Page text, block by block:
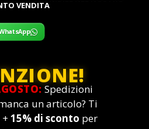
VENDITA
Spedizioni
un articolo? Ti
15% di sconto per